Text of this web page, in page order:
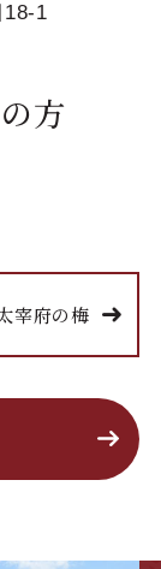
18-1
方
宰府の梅